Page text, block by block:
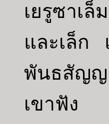
เยรูซาเ
และเล็ก
พันธสัญญ
เขาฟัง